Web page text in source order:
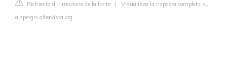
Richiesta di rimozione della fonte | Visualizza la risposta completa su
alspergis.altervista.org